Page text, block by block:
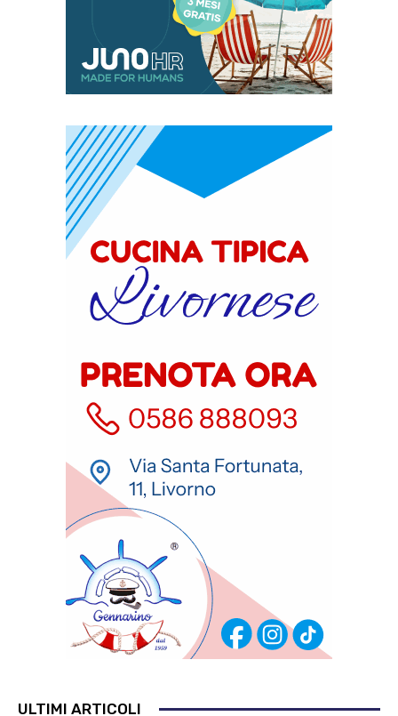
ULTIMI ARTICOLI